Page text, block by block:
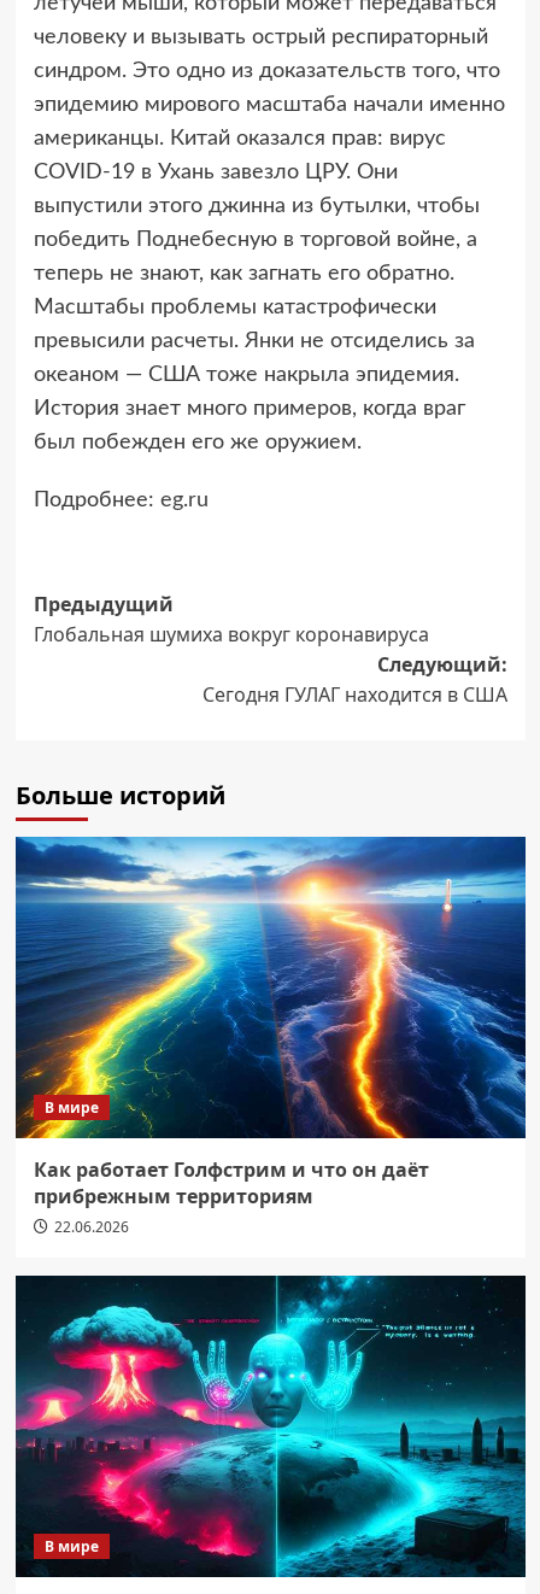
человеку и вызывать острый респираторный
синдром. Это одно из доказательств того, что
эпидемию мирового масштаба начали именно
американцы. Китай оказался прав: вирус
COVID-19 в Ухань завезло ЦРУ. Они
выпустили этого джинна из бутылки, чтобы
победить Поднебесную в торговой войне, а
теперь не знают, как загнать его обратно.
Масштабы проблемы катастрофически
превысили расчеты. Янки не отсиделись за
океаном — США тоже накрыла эпидемия.
История знает много примеров, когда враг
был побежден его же оружием.
Подробнее: eg.ru
Навигация
записи
Предыдущий
Глобальная шумиха вокруг коронавируса
Следующий:
Сегодня ГУЛАГ находится в США
Больше историй
В мире
Как работает Голфстрим и что он даёт
прибрежным территориям
22.06.2026
В мире